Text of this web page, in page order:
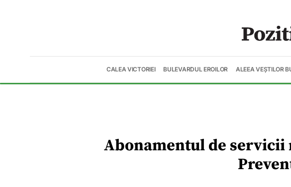
CALEA VICTORIEI BULEVARDUL EROILOR ALEEA VEȘTILOR
Abonamentul de servicii